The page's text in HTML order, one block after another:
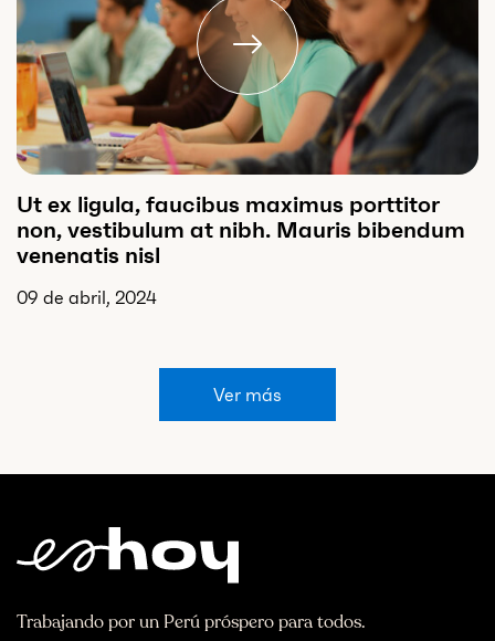
Ut ex ligula, faucibus maximus porttitor
non, vestibulum at nibh. Mauris bibendum
venenatis nisl
09 de abril, 2024
Ver más
Trabajando por un Perú próspero para todos.